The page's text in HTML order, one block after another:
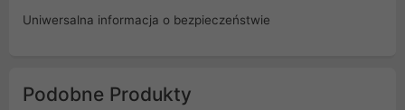
Uniwersalna informacja o bezpieczeństwie
Podobne Produkty